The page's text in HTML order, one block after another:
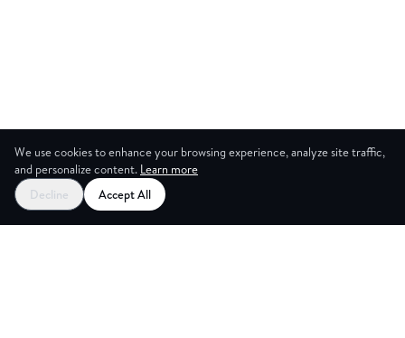
We use cookies to enhance your browsing experience, analyze site traffic,
and personalize content. Learn more
Decline
Accept All